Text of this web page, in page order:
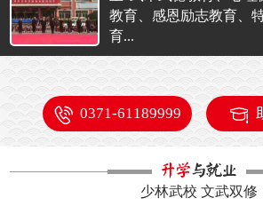
教育、感恩励志教育、
育...
0371-61189999
少林武校 文武双修